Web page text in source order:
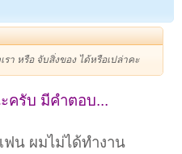
หรือ จับสิ่งของ ได้หรือเปล่าคะ
ครับ มีคำตอบ...
น ผมไม่ได้ทำงาน